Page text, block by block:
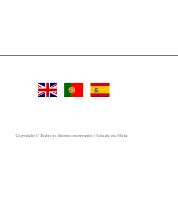
Copyright © Todos os direitos reservados | Criado em Nloja